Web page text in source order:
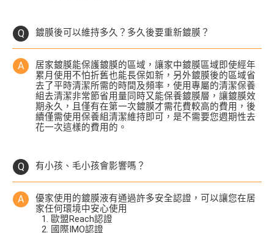
鍍膜後可以維持多久？多久後要重新鍍膜？
居家鍍膜能保護鍍膜的區域，讓家中鍍膜區域即使經年
累月使用不怕折舊也能長保如新，另外鍍膜後的區域省
去了平時清潔所需的時間及頻率，使用專屬的清潔保養
組去清潔非常節省用量同時又能保養鍍膜層，讓鍍膜效
期永久，且僅有在第一次鍍膜才需花費較高的費用，後
續僅需使用保養組清潔維持即可，是不需要您週期性去
花一次這樣的費用的。
有小孩、毛小孩會影響嗎？
優家使用的鍍膜液有通過許多安全認證，可以讓您在居
家任何環境中安心使用
歐盟Reach認證
國際IMO認證